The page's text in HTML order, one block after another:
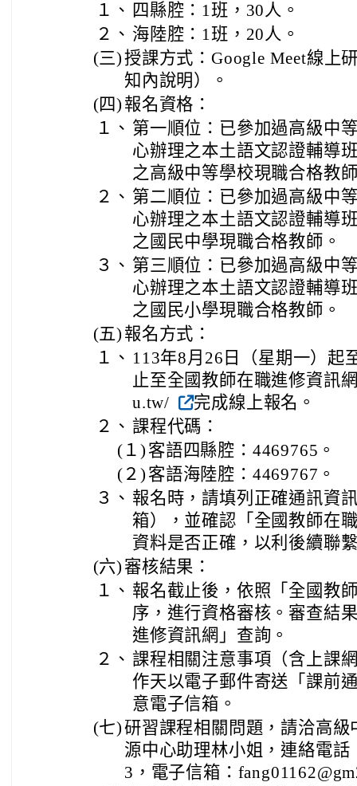
１、 四縣腔：1班，30人。
２、 海陸腔：1班，20人。
(三)授課方式：Google Meet線上
知內說明）。
(四) 報名資格：
１、 第一順位：已參加過高級中
心辦理之本土語文認證輔導
之高級中等學校現職合格教
２、 第二順位：已參加過高級中
心辦理之本土語文認證輔導
之國民中學現職合格教師。
３、 第三順位：已參加過高級中
心辦理之本土語文認證輔導
之國民小學現職合格教師。
(五) 報名方式：
１、 113年8月26日（星期一）起
止至全國教師在職進修資訊
u.tw/
完成線上報名。
２、 課程代碼：
(１) 客語四縣腔：4469765。
(２) 客語海陸腔：4469767。
３、 報名時，請填列正確通訊資
箱），並確認「全國教師在
資料是否正確，以利後續聯
(六) 審核結果：
１、 報名截止後，依照「全國教
序，進行資格審核。審查結
進修資訊網」查詢。
２、 課程相關注意事項（含上課
作天以電子郵件寄送「課前
意電子信箱。
(七)研習課程相關問題，請洽高
源中心助理林小姐，連絡電話
3，電子信箱：